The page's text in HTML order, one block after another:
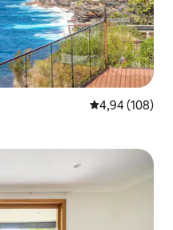
4,94 av 5 i
4,94 (108)